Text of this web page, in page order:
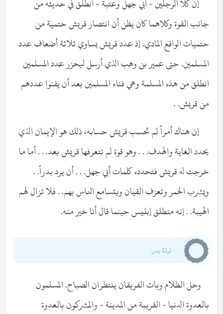
إن كلا الرجلين - أبي جهل وعتبة - انطلق في حديثه من
جانب القوة وكلاهما كان يظن أن انتصار قريش حتمية من
حتميات الواقع المادي. إذ عدد قريش يساوي ثلاثة أضعاف عدد
المسلمين. حتى عمير بن وهب الذي أرسل ليحزر عدد المسلمين
انطلق من هذه المسلمة وهي فناء المسلمين بعد أن يفنوا عددهم
من قريش. .
إن هناك أمراً لم تحسب قريش حسابه، ذلك هو الإيمان الذي
يحدد الغاية والهدف. . . وهو قوة لم تتعرفها قريش بعد. . . أما ما
خرجت له قريش فتحدده كلمات أبي جهل. . . أن يرد بدراً. .
ويشرب الخمر وتعزف القيان ويتسامع الناس بهم. . فلا تزال لهم
الهيبة. . إنه منطلق إبليس حينما قال أنا خير منه.
ليلة بدر:
وحل الظلام وبات الفريقان ينتظران الصباح. المسلمون
بالعدوة الدنيا - القريبة من المدينة - والمشركون بالعدوة